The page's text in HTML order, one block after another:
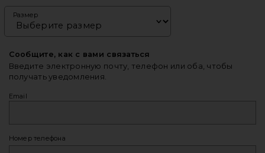
Размер
Сообщите, как с вами связаться
Введите электронную почту, телефон или оба, чтобы
получать уведомления.
Email
Номер телефона